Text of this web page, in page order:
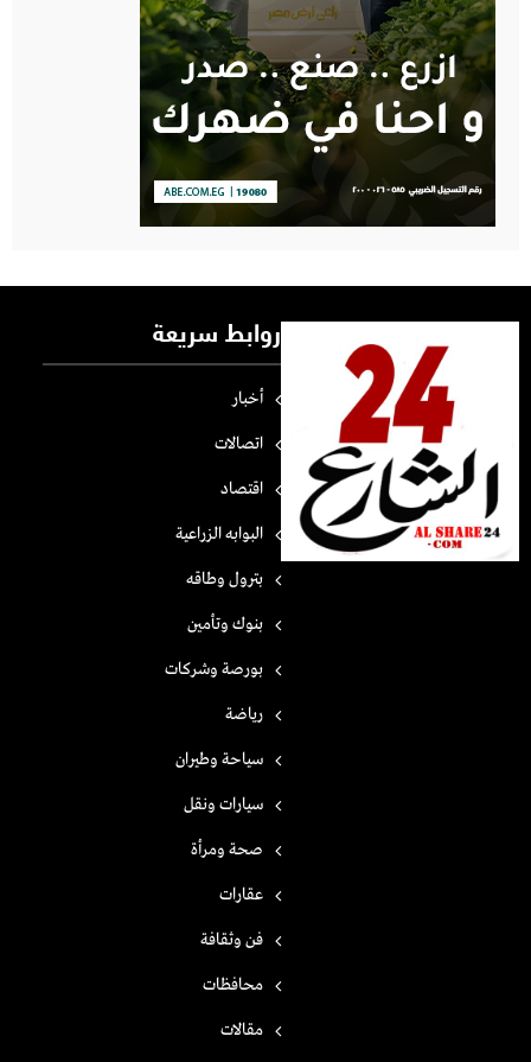
روابط سريعة
أخبار
اتصالات
اقتصاد
البوابه الزراعية
بترول وطاقه
بنوك وتأمين
بورصة وشركات
رياضة
سياحة وطيران
سيارات ونقل
صحة ومرأة
عقارات
فن وثقافة
محافظات
مقالات